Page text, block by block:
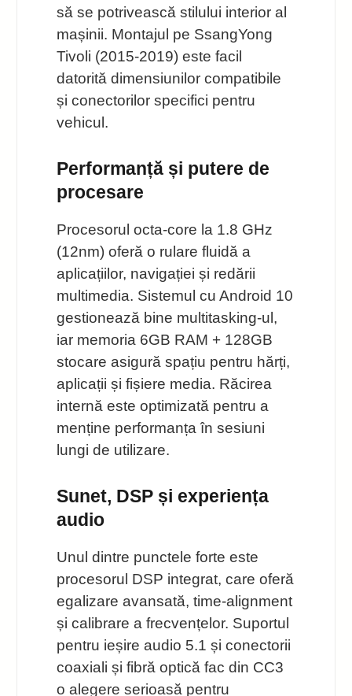
să se potrivească stilului interior al
mașinii. Montajul pe SsangYong
Tivoli (2015-2019) este facil
datorită dimensiunilor compatibile
și conectorilor specifici pentru
vehicul.
Performanță și putere de
procesare
Procesorul octa-core la 1.8 GHz
(12nm) oferă o rulare fluidă a
aplicațiilor, navigației și redării
multimedia. Sistemul cu Android 10
gestionează bine multitasking-ul,
iar memoria 6GB RAM + 128GB
stocare asigură spațiu pentru hărți,
aplicații și fișiere media. Răcirea
internă este optimizată pentru a
menține performanța în sesiuni
lungi de utilizare.
Sunet, DSP și experiența
audio
Unul dintre punctele forte este
procesorul DSP integrat, care oferă
egalizare avansată, time-alignment
și calibrare a frecvențelor. Suportul
pentru ieșire audio 5.1 și conectorii
coaxiali și fibră optică fac din CC3
o alegere serioasă pentru